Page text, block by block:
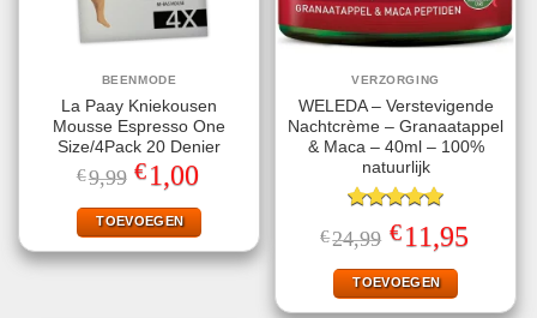
BEENMODE
La Paay Kniekousen
Mousse Espresso One
Size/4Pack 20 Denier
€9,99 Oorspronkelijke
prijs
was:
€9,99.
€1,00
is:
€1,00.
TOEVOEGEN
VERZORGING
WELEDA – Verstevigende
Nachtcrème – Granaatappel
& Maca – 40ml – 100%
natuurlijk
Gewaardeerd
5.00uit 5
€24,99 Oorspronkelijke
prijs
was:
€24,99.
€11,95prijs
TOEVOEGEN